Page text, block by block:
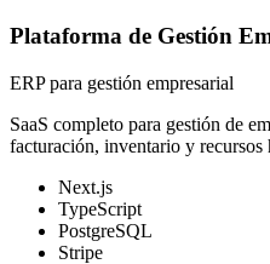
Plataforma de Gestión
ERP para gestión empresarial
SaaS completo para gestión de
facturación, inventario y recursos
Next.js
TypeScript
PostgreSQL
Stripe